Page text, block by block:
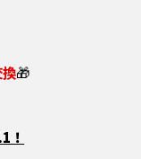
🎁
！